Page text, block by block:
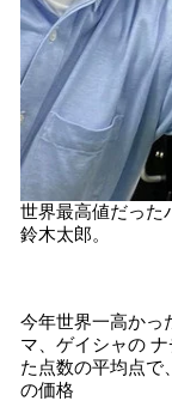
世界最高値だった
鈴木太郎。
今年世界一高かっ
マ、ゲイシャの
た点数の平均点で
の価格